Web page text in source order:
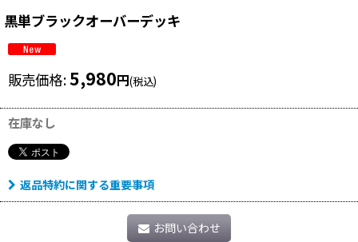
黒単ブラックオーバーデッキ
販売価格:5,980円(税込)
在庫なし
返品特約に関する重要事項
お問い合わせ